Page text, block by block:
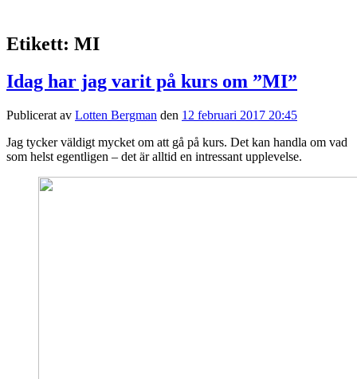
Etikett: MI
Idag har jag varit på kurs om ”MI”
Publicerat av Lotten Bergman den 12 februari 2017 20:45
Jag tycker väldigt mycket om att gå på kurs. Det kan handla om vad
som helst egentligen – det är alltid en intressant upplevelse.